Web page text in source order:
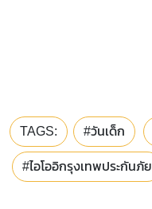
TAGS: #วันเด็ก
#ไอโออิกรุงเทพประกันภัย